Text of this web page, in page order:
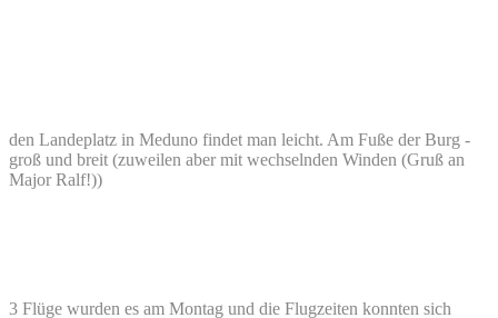
den Landeplatz in Meduno findet man leicht. Am Fuße der Burg -
groß und breit (zuweilen aber mit wechselnden Winden (Gruß an
Major Ralf!))
3 Flüge wurden es am Montag und die Flugzeiten konnten sich